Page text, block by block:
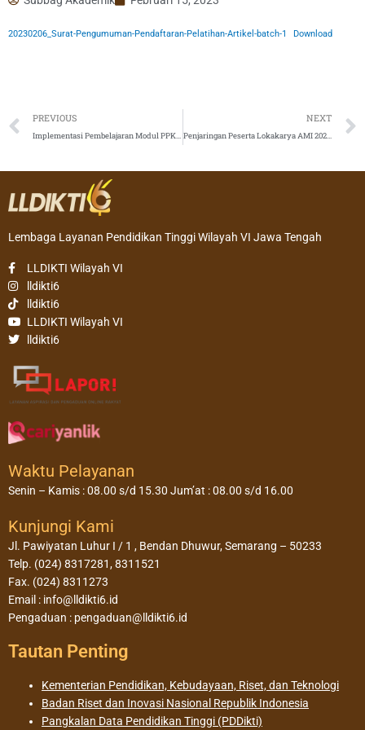
20230206_Surat-Pengumuman-Pendaftaran-Pelatihan-Artikel-batch-1 Download
Prev
PREVIOUS
Implementasi Pembelajaran Modul PPKS di Perguruan Tinggi Vokasi Swasta
NEXT
Penjaringan Peserta Lokakarya AMI 2023 (Perguruan Tinggi Vokasi)
Lembaga Layanan Pendidikan Tinggi Wilayah VI Jawa Tengah
LLDIKTI Wilayah VI
lldikti6
lldikti6
LLDIKTI Wilayah VI
lldikti6
Waktu Pelayanan
Senin – Kamis : 08.00 s/d 15.30 Jum’at : 08.00 s/d 16.00
Kunjungi Kami
Jl. Pawiyatan Luhur I / 1 , Bendan Dhuwur, Semarang – 50233
Telp. (024) 8317281, 8311521
Fax. (024) 8311273
Email : info@lldikti6.id
Pengaduan : pengaduan@lldikti6.id
Tautan Penting
Kementerian Pendidikan, Kebudayaan, Riset, dan Teknologi
Badan Riset dan Inovasi Nasional Republik Indonesia
Pangkalan Data Pendidikan Tinggi (PDDikti)